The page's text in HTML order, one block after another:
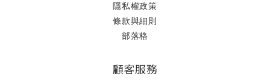
隱私權政策
條款與細則
部落格
顧客服務